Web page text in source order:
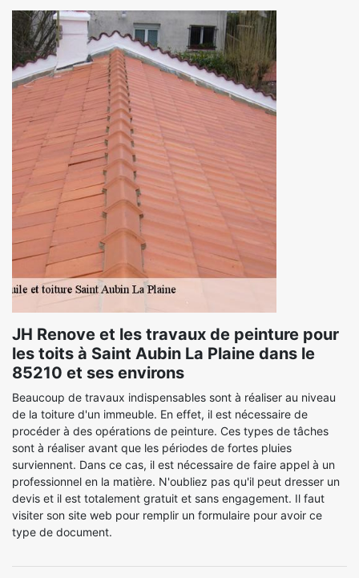
JH Renove et les travaux de peinture pour
les toits à Saint Aubin La Plaine dans le
85210 et ses environs
Beaucoup de travaux indispensables sont à réaliser au niveau
de la toiture d'un immeuble. En effet, il est nécessaire de
procéder à des opérations de peinture. Ces types de tâches
sont à réaliser avant que les périodes de fortes pluies
surviennent. Dans ce cas, il est nécessaire de faire appel à un
professionnel en la matière. N'oubliez pas qu'il peut dresser un
devis et il est totalement gratuit et sans engagement. Il faut
visiter son site web pour remplir un formulaire pour avoir ce
type de document.